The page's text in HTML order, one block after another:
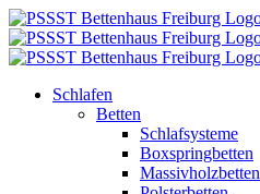
Zum
Inhalt
springen
Schlafen
Betten
Schlafsysteme
Boxspringbetten
Massivholzbetten